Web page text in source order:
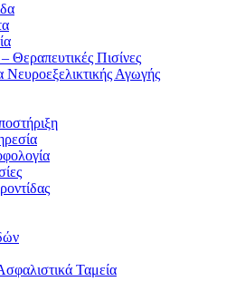
Θεραπευτικές Πισίνες
Αγωγής
Ταμεία